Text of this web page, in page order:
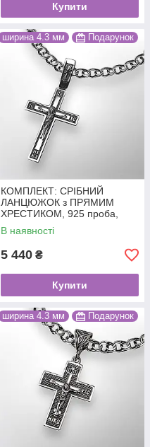
Купити
ширина 4.3 мм Подарунок
КОМПЛЕКТ: СРІБНИЙ
ЛАНЦЮЖОК з ПРЯМИМ
ХРЕСТИКОМ, 925 проба,
БІСМАРК, чорніння, 11.5 г +
2.8 г, 55 см
В наявності
5 440 ₴
Купити
ширина 4.3 мм Подарунок